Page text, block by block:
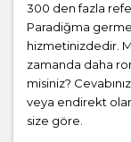
300 den fazla
Paradiğma
hizmetinizdedir.
zamanda daha
misiniz?
veya endirekt
size göre.